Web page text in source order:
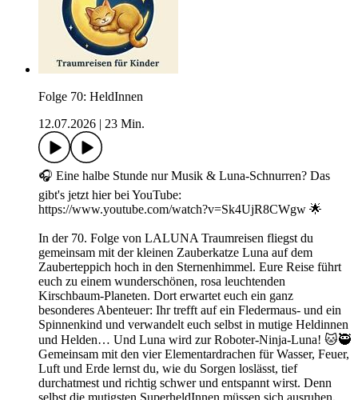
Folge 70: HeldInnen
12.07.2026
23 Min.
🎧 Eine halbe Stunde nur Musik & Luna-Schnurren? Das
gibt's jetzt hier bei YouTube:
https://www.youtube.com/watch?v=Sk4UjR8CWgw 🌟
In der 70. Folge von LALUNA Traumreisen fliegst du
gemeinsam mit der kleinen Zauberkatze Luna auf dem
Zauberteppich hoch in den Sternenhimmel. Eure Reise führt
euch zu einem wunderschönen, rosa leuchtenden
Kirschbaum-Planeten. Dort erwartet euch ein ganz
besonderes Abenteuer: Ihr trefft auf ein Fledermaus- und ein
Spinnenkind und verwandelt euch selbst in mutige Heldinnen
und Helden… Und Luna wird zur Roboter-Ninja-Luna! 🐱🥷
Gemeinsam mit den vier Elementardrachen für Wasser, Feuer,
Luft und Erde lernst du, wie du Sorgen loslässt, tief
durchatmest und richtig schwer und entspannt wirst. Denn